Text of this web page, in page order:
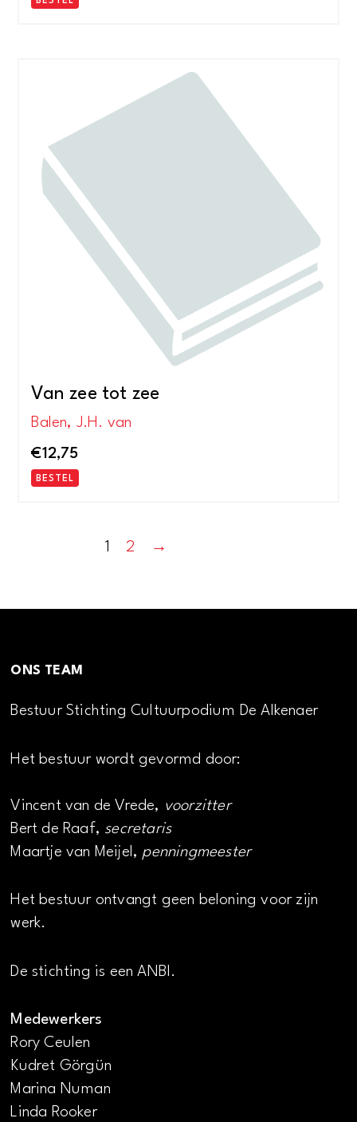
Van zee tot zee
Balen, J.H. van
€12,75
BESTEL
1 2 →
ONS TEAM
Bestuur Stichting Cultuurpodium De Alkenaer
Het bestuur wordt gevormd door:
Vincent van de Vrede, voorzitter
Bert de Raaf, secretaris
Maartje van Meijel, penningmeester
Het bestuur ontvangt geen beloning voor zijn
werk.
De stichting is een ANBI.
Medewerkers
Rory Ceulen
Kudret Görgün
Marina Numan
Linda Rooker